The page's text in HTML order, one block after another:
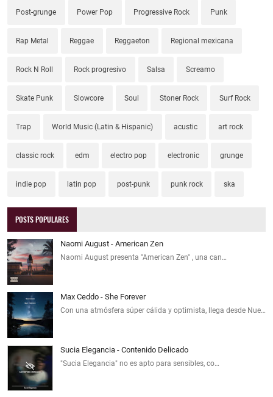
Post-grunge Power Pop Progressive Rock Punk
Rap Metal Reggae Reggaeton Regional mexicana
Rock N Roll Rock progresivo Salsa Screamo
Skate Punk Slowcore Soul Stoner Rock Surf Rock
Trap World Music (Latin & Hispanic) acustic art rock
classic rock edm electro pop electronic grunge
indie pop latin pop post-punk punk rock ska
POSTS POPULARES
Naomi August - American Zen
Naomi August presenta "American Zen" , una can…
Max Ceddo - She Forever
Con una atmósfera súper cálida y optimista, llega desde Nue…
Sucia Elegancia - Contenido Delicado
"Sucia Elegancia" no es apto para sensibles, co…